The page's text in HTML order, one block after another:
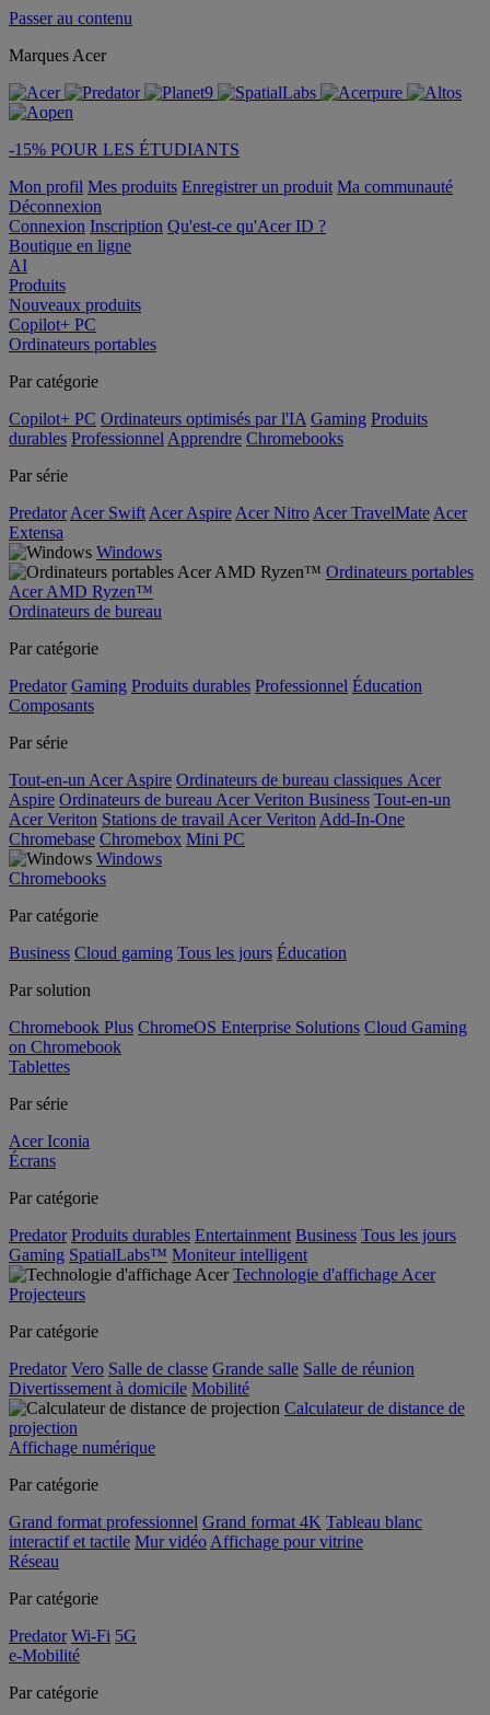
Passer au contenu
Marques Acer
-15% POUR LES ÉTUDIANTS
Mon profil Mes produits Enregistrer un produit Ma communauté
Déconnexion
Connexion Inscription Qu'est-ce qu'Acer ID ?
Boutique en ligne
AI
Produits
Nouveaux produits
Copilot+ PC
Ordinateurs portables
Par catégorie
Copilot+ PC Ordinateurs optimisés par l'IA Gaming Produits
durables Professionnel Apprendre Chromebooks
Par série
Predator Acer Swift Acer Aspire Acer Nitro Acer TravelMate Acer
Extensa
Windows
Ordinateurs portables
Acer AMD Ryzen™
Ordinateurs de bureau
Par catégorie
Predator Gaming Produits durables Professionnel Éducation
Composants
Par série
Tout-en-un Acer Aspire Ordinateurs de bureau classiques Acer
Aspire Ordinateurs de bureau Acer Veriton Business Tout-en-un
Acer Veriton Stations de travail Acer Veriton Add-In-One
Chromebase Chromebox Mini PC
Windows
Chromebooks
Par catégorie
Business Cloud gaming Tous les jours Éducation
Par solution
Chromebook Plus ChromeOS Enterprise Solutions Cloud Gaming
on Chromebook
Tablettes
Par série
Acer Iconia
Écrans
Par catégorie
Predator Produits durables Entertainment Business Tous les jours
Gaming SpatialLabs™ Moniteur intelligent
Technologie d'affichage Acer
Projecteurs
Par catégorie
Predator Vero Salle de classe Grande salle Salle de réunion
Divertissement à domicile Mobilité
Calculateur de distance de
projection
Affichage numérique
Par catégorie
Grand format professionnel Grand format 4K Tableau blanc
interactif et tactile Mur vidéo Affichage pour vitrine
Réseau
Par catégorie
Predator Wi-Fi 5G
e-Mobilité
Par catégorie